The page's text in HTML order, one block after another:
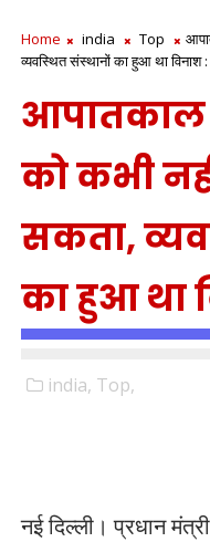
Home india Top
व्यवस्थित संस्थानों का हुआ था विनाश :
आपातकाल
को कभी
सकता,
का हुआ था
india, Top,
नई दिल्ली। प्रधान